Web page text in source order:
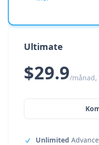
Ultimate
$29.9/
Unlimited